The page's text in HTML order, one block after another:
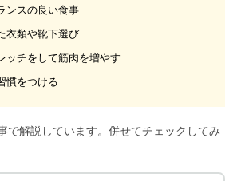
ンスの良い食事
衣類や靴下選び
ッチをして筋肉を増やす
慣をつける
で解説しています。併せてチェックしてみ